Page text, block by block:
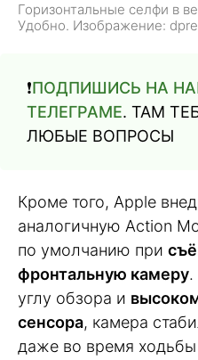
Горизонтальные селфи в
Удобно. Изображение:
❗️ПОДПИШИСЬ НА
ТЕЛЕГРАМЕ. ТАМ
ЛЮБЫЕ ВОПРОСЫ
Кроме того, Apple
аналогичную Action
по умолчанию при
фронтальную камеру.
углу обзора и
сенсора, камера
даже во время